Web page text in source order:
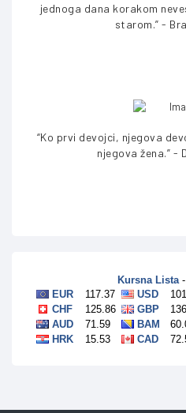
jednoga dana korakom
starom.” -
“Ko prvi devojci, njegova
njegova žena.” -